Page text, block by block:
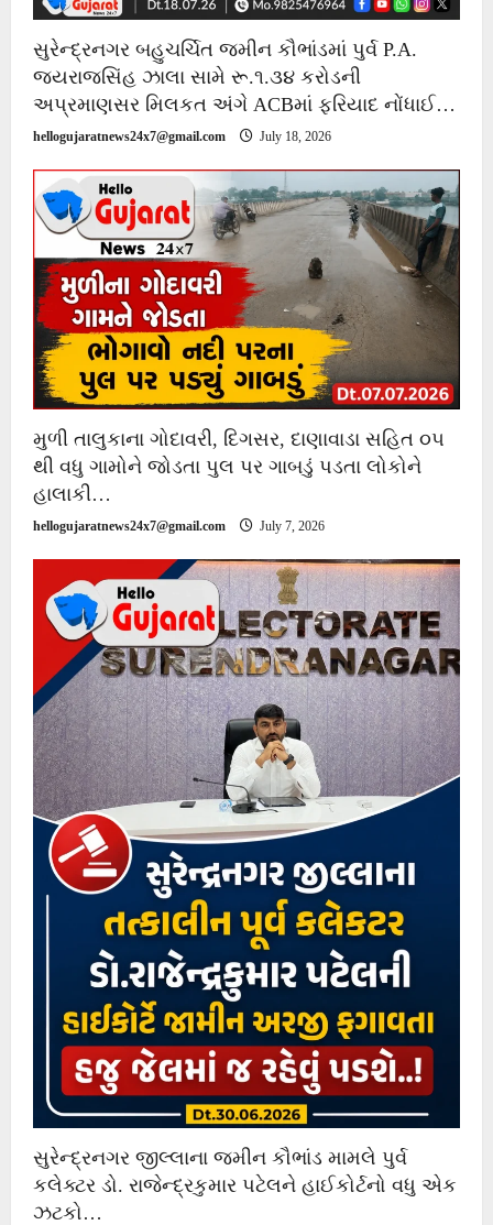
સુરેન્દ્રનગર બહુચર્ચિત જમીન કૌભાંડમાં પુર્વ P.A.
જયરાજસિંહ ઝાલા સામે રૂ.૧.૩૪ કરોડની
અપ્રમાણસર મિલકત અંગે ACBમાં ફરિયાદ નોંધાઈ…
hellogujaratnews24x7@gmail.com July 18, 2026
મુળી તાલુકાના ગોદાવરી, દિગસર, દાણાવાડા સહિત ૦૫
થી વધુ ગામોને જોડતા પુલ પર ગાબડું પડતા લોકોને
હાલાકી…
hellogujaratnews24x7@gmail.com July 7, 2026
સુરેન્દ્રનગર જીલ્લાના જમીન કૌભાંડ મામલે પુર્વ
કલેક્ટર ડો. રાજેન્દ્રકુમાર પટેલને હાઈકોર્ટનો વધુ એક
ઝટકો…